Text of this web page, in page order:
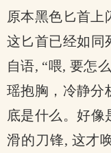
原本黑色匕首上
这匕首已经如同
自语, “喂, 要怎
瑶抱胸，冷静分
底是什么。好
滑的刀锋, 这才